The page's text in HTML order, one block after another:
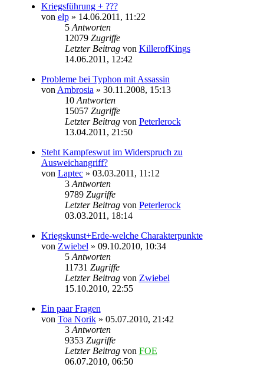
Kriegsführung + ???
von elp» 14.06.2011, 11:22
5 Antworten
12079 Zugriffe
Letzter Beitrag von KillerofKings
14.06.2011, 12:42
Probleme bei Typhon mit Assassin
von Ambrosia » 30.11.2008, 15:13
10 Antworten
15057 Zugriffe
Letzter Beitrag von Peterlerock
13.04.2011, 21:50
Steht Kampfeswut im Widerspruch zu
Ausweichangriff?
von Laptec» 03.03.2011, 11:12
3 Antworten
9789 Zugriffe
Letzter Beitrag von Peterlerock
03.03.2011, 18:14
Kriegskunst+Erde-welche Charakterpunkte
von Zwiebel » 09.10.2010, 10:34
5 Antworten
11731 Zugriffe
Letzter Beitrag von Zwiebel
15.10.2010, 22:55
Ein paar Fragen
von Toa Norik» 05.07.2010, 21:42
3 Antworten
9353 Zugriffe
Letzter Beitrag von FOE
06.07.2010, 06:50